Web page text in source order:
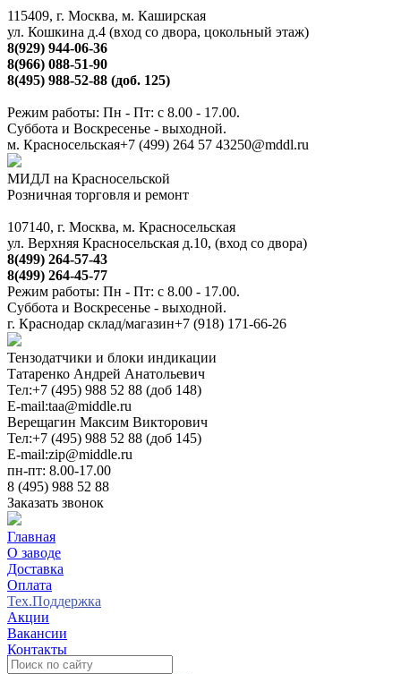
115409, г. Москва, м. Каширская
ул. Кошкина д.4 (вход со двора, цокольный этаж)
8(929) 944-06-36
8(966) 088-51-90
8(495) 988-52-88 (доб. 125)
Режим работы: Пн - Пт: с 8.00 - 17.00.
Суббота и Воскресенье - выходной.
м. Красносельская+7 (499) 264 57 43250@mddl.ru
МИДЛ на Красносельской
Розничная торговля и ремонт
107140, г. Москва, м. Красносельская
ул. Верхняя Красносельская д.10, (вход со двора)
8(499) 264-57-43
8(499) 264-45-77
Режим работы: Пн - Пт: с 8.00 - 17.00.
Суббота и Воскресенье - выходной.
г. Краснодар склад/магазин+7 (918) 171-66-26
Тензодатчики и блоки индикации
Татаренко Андрей Анатольевич
Тел:+7 (495) 988 52 88 (доб 148)
E-mail:taa@middle.ru
Верещагин Максим Викторович
Тел:+7 (495) 988 52 88 (доб 145)
E-mail:zip@middle.ru
пн-пт: 8.00-17.00
8 (495) 988 52 88
Заказать звонок
Главная
О заводе
Доставка
Оплата
Тех.Поддержка
Акции
Вакансии
Контакты
0